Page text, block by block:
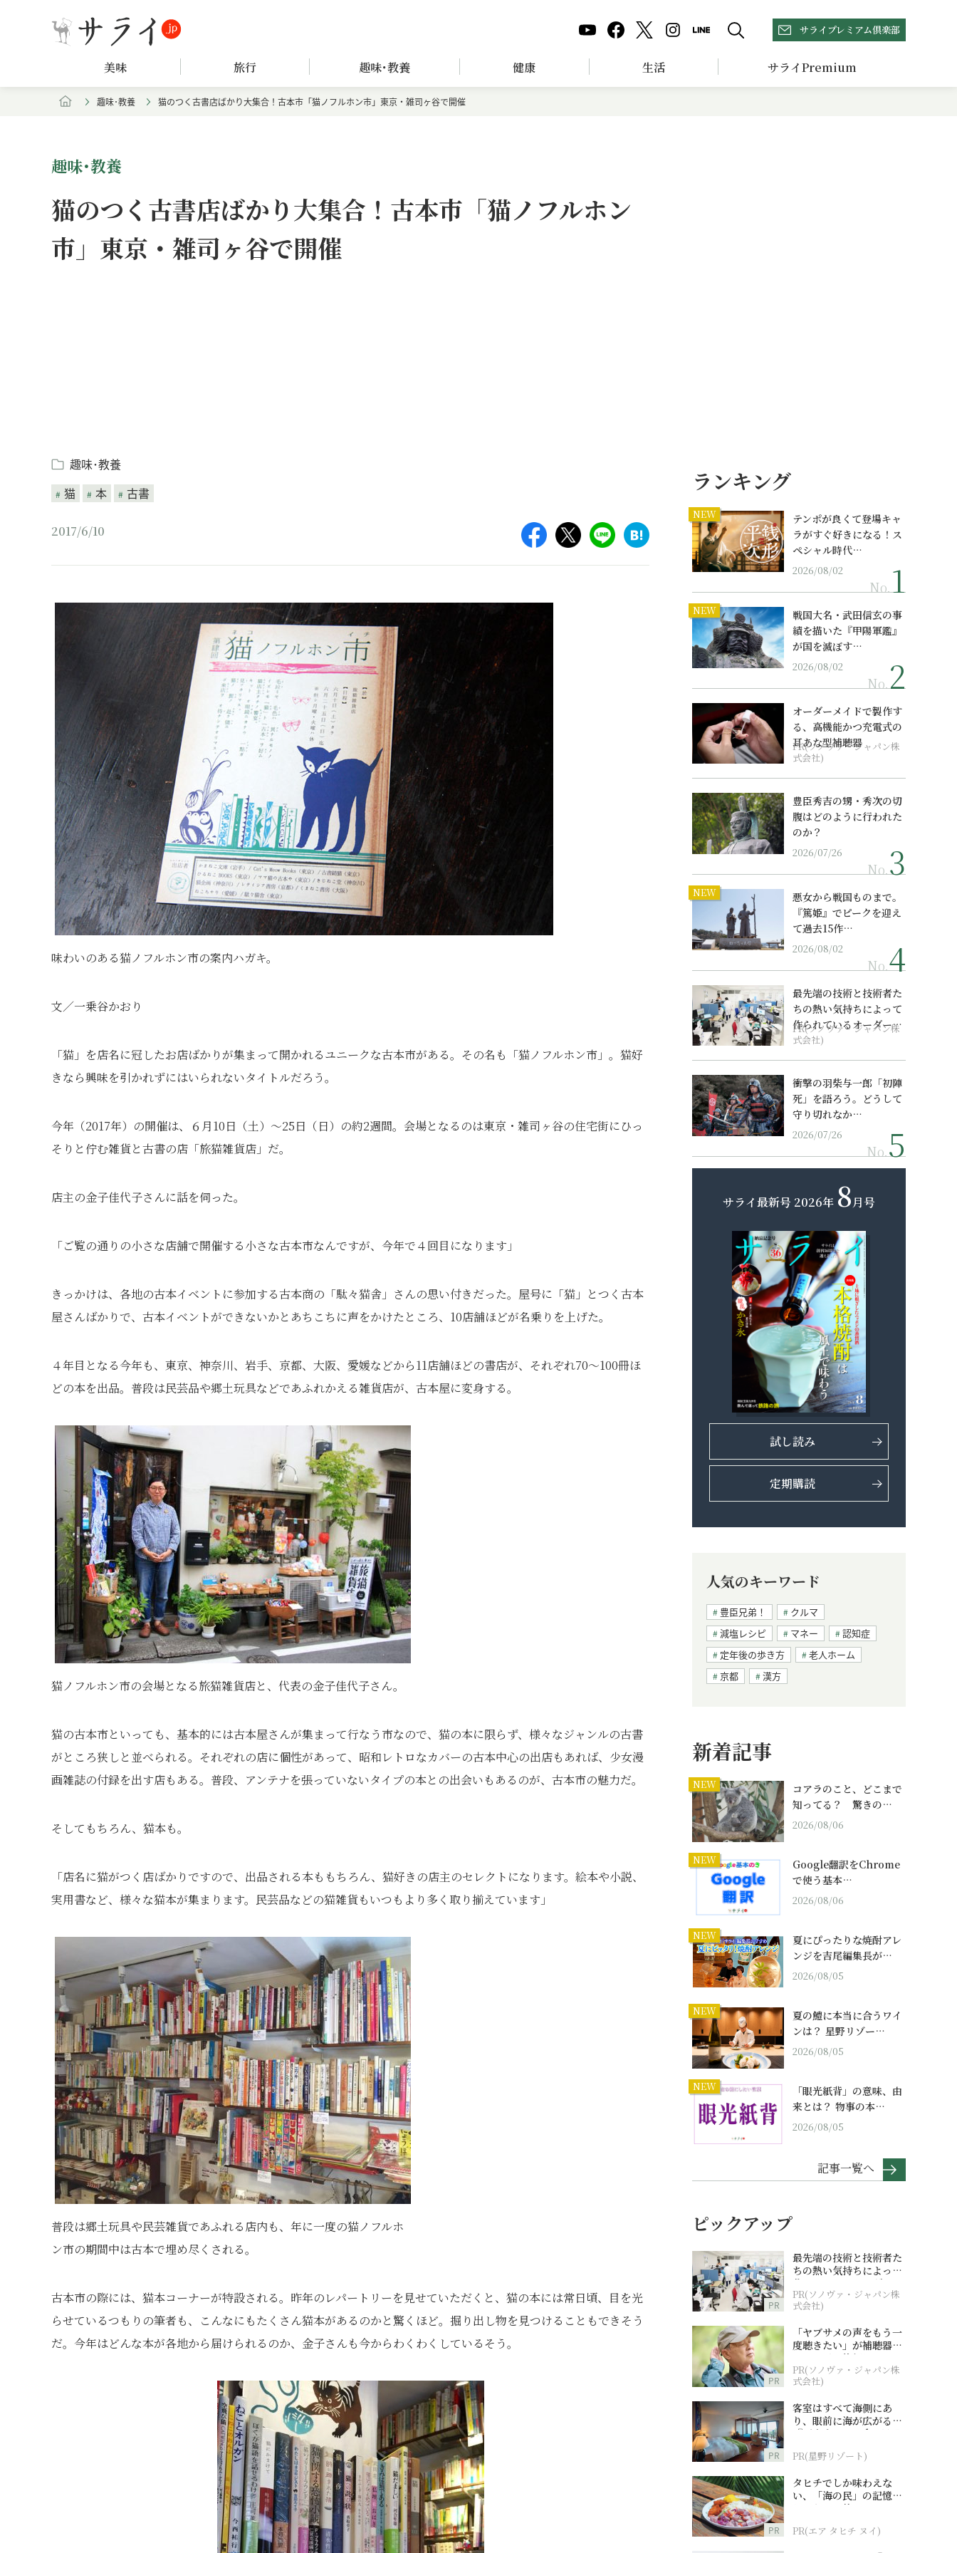
サライプレミアム倶楽部
美味 旅行 趣味･教養 健康 生活 サライPremium
趣味･教養 猫のつく古書店ばかり大集合！古本市「猫ノフルホン市」東京・雑司ヶ谷で開催
趣味･教養
猫のつく古書店ばかり大集合！古本市「猫ノフルホン
市」東京・雑司ヶ谷で開催
趣味･教養
猫
本 古書
2017/6/10
味わいのある猫ノフルホン市の案内ハガキ。
文／一乗谷かおり
「猫」を店名に冠したお店ばかりが集まって開かれるユニークな古本市がある。その名も「猫ノフルホン市」。猫好
きなら興味を引かれずにはいられないタイトルだろう。
今年（2017年）の開催は、６月10日（土）～25日（日）の約2週間。会場となるのは東京・雑司ヶ谷の住宅街にひっ
そりと佇む雑貨と古書の店「旅猫雑貨店」だ。
店主の金子佳代子さんに話を伺った。
「ご覧の通りの小さな店舗で開催する小さな古本市なんですが、今年で４回目になります」
きっかけは、各地の古本イベントに参加する古本商の「駄々猫舎」さんの思い付きだった。屋号に「猫」とつく古本
屋さんばかりで、古本イベントができないかとあちこちに声をかけたところ、10店舗ほどが名乗りを上げた。
４年目となる今年も、東京、神奈川、岩手、京都、大阪、愛媛などから11店舗ほどの書店が、それぞれ70～100冊ほ
どの本を出品。普段は民芸品や郷土玩具などであふれかえる雑貨店が、古本屋に変身する。
猫ノフルホン市の会場となる旅猫雑貨店と、代表の金子佳代子さん。
猫の古本市といっても、基本的には古本屋さんが集まって行なう市なので、猫の本に限らず、様々なジャンルの古書
がところ狭しと並べられる。それぞれの店に個性があって、昭和レトロなカバーの古本中心の出店もあれば、少女漫
画雑誌の付録を出す店もある。普段、アンテナを張っていないタイプの本との出会いもあるのが、古本市の魅力だ。
そしてもちろん、猫本も。
「店名に猫がつく店ばかりですので、出品される本ももちろん、猫好きの店主のセレクトになります。絵本や小説、
実用書など、様々な猫本が集まります。民芸品などの猫雑貨もいつもより多く取り揃えています」
普段は郷土玩具や民芸雑貨であふれる店内も、年に一度の猫ノフルホ
ン市の期間中は古本で埋め尽くされる。
古本市の際には、猫本コーナーが特設される。昨年のレパートリーを見せていただくと、猫の本には常日頃、目を光
らせているつもりの筆者も、こんなにもたくさん猫本があるのかと驚くほど。掘り出し物を見つけることもできそう
だ。今年はどんな本が各地から届けられるのか、金子さんも今からわくわくしているそう。
ランキング
NEW
テンポが良くて登場キャ
ラがすぐ好きになる！ス
ペシャル時代…
2026/08/02
No.
NEW
戦国大名・武田信玄の事
績を描いた『甲陽軍鑑』
が国を滅ぼす…
2026/08/02
No.
オーダーメイドで製作す
る、高機能かつ充電式の
耳あな型補聴器
PR(ソノヴァ・ジャパン株
式会社)
豊臣秀吉の甥・秀次の切
腹はどのように行われた
のか？
2026/07/26
No.
NEW
悪女から戦国ものまで。
『篤姫』でピークを迎え
て過去15作…
2026/08/02
No.
最先端の技術と技術者た
ちの熱い気持ちによって
作られているオーダーメ
イド補聴器
PR(ソノヴァ・ジャパン株
式会社)
衝撃の羽柴与一郎「初陣
死」を語ろう。どうして
守り切れなか…
2026/07/26
No.
サライ最新号 2026年 8月号
試し読み
定期購読
人気のキーワード
豊臣兄弟！
クルマ
減塩レシピ
マネー
認知症
定年後の歩き方
老人ホーム
京都
漢方
新着記事
NEW
コアラのこと、どこまで
知ってる？ 驚きの…
2026/08/06
NEW
Google翻訳をChrome
で使う基本…
2026/08/06
NEW
夏にぴったりな焼酎アレ
ンジを吉尾編集長が…
2026/08/05
NEW
夏の鱧に本当に合うワイ
ンは？ 星野リゾー…
2026/08/05
NEW
「眼光紙背」の意味、由
来とは？ 物事の本…
2026/08/05
記事一覧へ
ピックアップ
PR
最先端の技術と技術者た
ちの熱い気持ちによって
作られているオーダーメ
イド補聴器
PR(ソノヴァ・ジャパン株
式会社)
PR
「ヤブサメの声をもう一
度聴きたい」が補聴器チ
ャレンジの後押しに
PR(ソノヴァ・ジャパン株
式会社)
PR
客室はすべて海側にあ
り、眼前に海が広がる
『西表島ホテル by 星野
PR(星野リゾート)
PR
タヒチでしか味わえな
い、「海の民」の記憶へ
とつながる旅
PR(エア タヒチ ヌイ)